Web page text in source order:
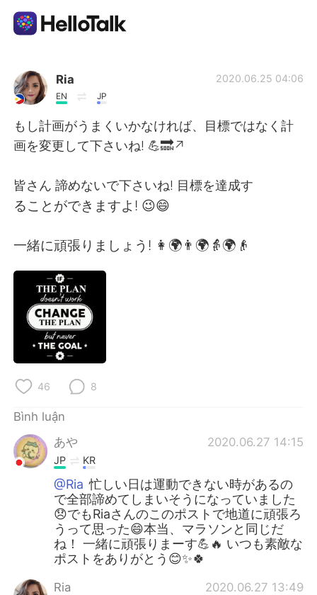
Ứng dụng trao đổi ngôn ngữ
AI Grammar Checker
Tiếng Việt
English 简体中文
繁體中文 Español
العربية
Deutsch
한국어
ไทย
Português
Ria
EN JP
2020.06.25 04:06
もし計画がうまくいかなければ、目標ではなく計
画を変更して下さいね! 💪🔜↗
皆さん 諦めないで下さいね! 目標を達成す
ることができますよ! 😉😄
一緒に頑張りましょう! 👩🌍👨🌍👵🌍👴
46 8
Bình luận
あや
2020.06.27 14:15
JP KR
@Ria 忙しい日は運動できない時があるの
で全部諦めてしまいそうになっていました
😞でもRiaさんのこのポストで地道に頑張ろ
うって思った😄本当、マラソンと同じだ
ね！ 一緒に頑張りまーす💪🔥 いつも素敵な
ポストをありがとう😊✨🍀
Ria 2020.06.27 13:49